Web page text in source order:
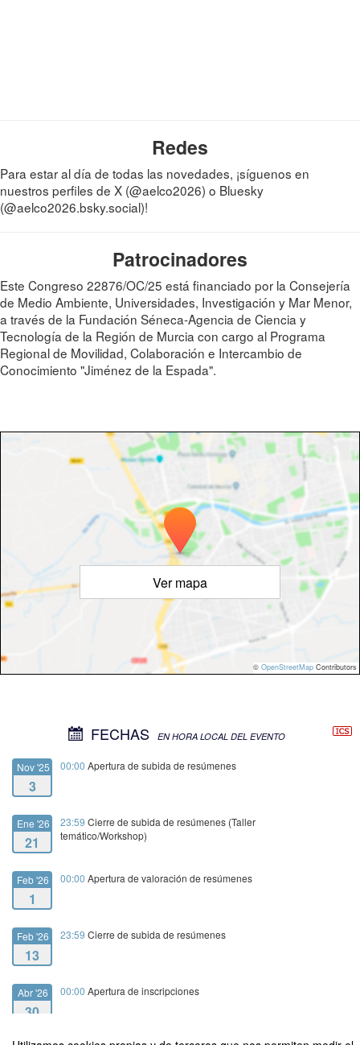
Redes
Para estar al día de todas las novedades, ¡síguenos en
nuestros perfiles de X (@aelco2026) o Bluesky
(@aelco2026.bsky.social)!
Patrocinadores
Este Congreso 22876/OC/25 está financiado por la Consejería
de Medio Ambiente, Universidades, Investigación y Mar Menor,
a través de la Fundación Séneca-Agencia de Ciencia y
Tecnología de la Región de Murcia con cargo al Programa
Regional de Movilidad, Colaboración e Intercambio de
Conocimiento "Jiménez de la Espada".
Ver mapa
© OpenStreetMap Contributors
FECHAS EN HORA LOCAL DEL EVENTO
Nov '25
3
00:00 Apertura de subida de resúmenes
Ene '26
21
23:59 Cierre de subida de resúmenes (Taller
temático/Workshop)
Feb '26
1
00:00 Apertura de valoración de resúmenes
Feb '26
13
23:59 Cierre de subida de resúmenes
Abr '26
30
00:00 Apertura de inscripciones